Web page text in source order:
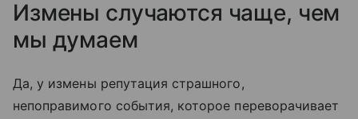
Измены случаются чаще, чем
мы думаем
Да, у измены репутация страшного,
непоправимого события, которое переворачивает